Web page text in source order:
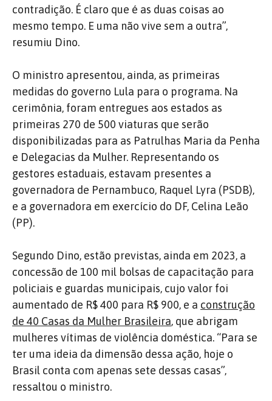
contradição. É claro que é as duas coisas ao
mesmo tempo. E uma não vive sem a outra”,
resumiu Dino.
O ministro apresentou, ainda, as primeiras
medidas do governo Lula para o programa. Na
cerimônia, foram entregues aos estados as
primeiras 270 de 500 viaturas que serão
disponibilizadas para as Patrulhas Maria da Penha
e Delegacias da Mulher. Representando os
gestores estaduais, estavam presentes a
governadora de Pernambuco, Raquel Lyra (PSDB),
e a governadora em exercício do DF, Celina Leão
(PP).
Segundo Dino, estão previstas, ainda em 2023, a
concessão de 100 mil bolsas de capacitação para
policiais e guardas municipais, cujo valor foi
aumentado de R$ 400 para R$ 900, e a construção
de 40 Casas da Mulher Brasileira, que abrigam
mulheres vítimas de violência doméstica. “Para se
ter uma ideia da dimensão dessa ação, hoje o
Brasil conta com apenas sete dessas casas”,
ressaltou o ministro.